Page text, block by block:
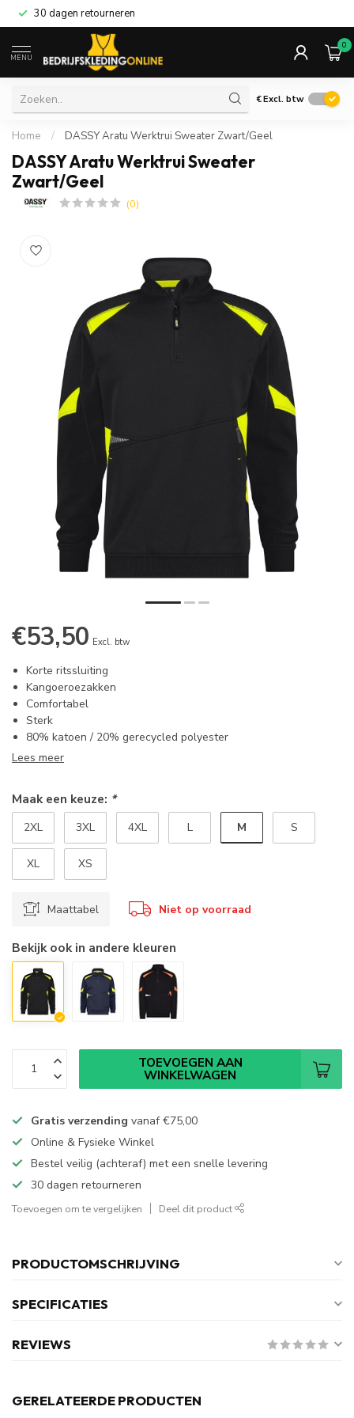
30 dagen retourneren
MENU
0
€Excl. btw
Home / DASSY Aratu Werktrui Sweater Zwart/Geel
DASSY Aratu Werktrui Sweater
Zwart/Geel
(0)
€53,50 Excl. btw
Korte ritssluiting
Kangoeroezakken
Comfortabel
Sterk
80% katoen / 20% gerecycled polyester
Lees meer
Maak een keuze: *
2XL 3XL 4XL L M S
XL XS
Maattabel Niet op voorraad
Bekijk ook in andere kleuren
TOEVOEGEN AAN
WINKELWAGEN
Gratis verzending vanaf€75,00
Online & Fysieke Winkel
Bestel veilig (achteraf) met een snelle levering
30 dagen retourneren
Toevoegen om te vergelijken Deel dit product
PRODUCTOMSCHRIJVING
SPECIFICATIES
REVIEWS
GERELATEERDE PRODUCTEN